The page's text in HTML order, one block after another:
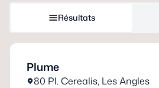
Résultats
Plume
80 Pl. Cerealis, Les Angles